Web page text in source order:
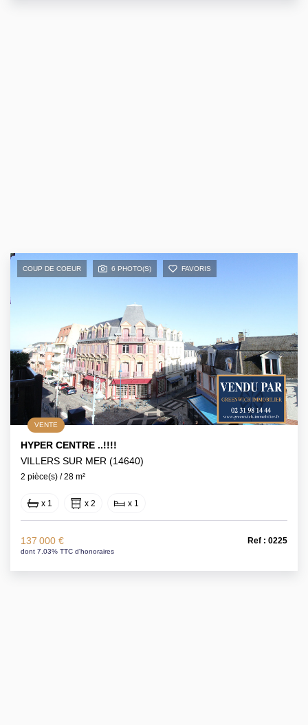
COUP DE COEUR 6 PHOTO(S) FAVORIS
VENTE
HYPER CENTRE ..!!!!
VILLERS SUR MER (14640)
2 pièce(s) / 28 m²
x 1 x 2 x 1
137 000 €
dont 7.03% TTC d'honoraires
Ref : 0225